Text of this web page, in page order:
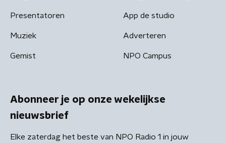
Presentatoren
Muziek
Gemist
App de studio
Adverteren
NPO Campus
Abonneer je op onze wekelijkse
nieuwsbrief
Elke zaterdag het beste van NPO Radio 1 in jouw